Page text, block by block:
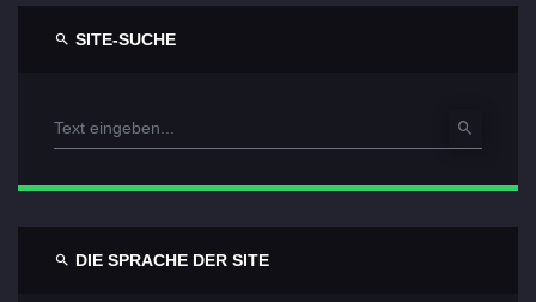
SITE-SUCHE
DIE SPRACHE DER SITE